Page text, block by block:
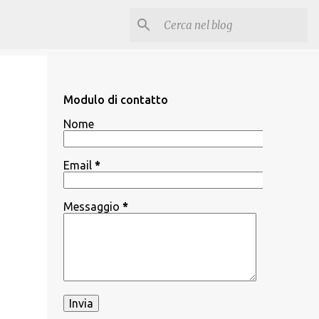
Modulo di contatto
Nome
Email *
Messaggio *